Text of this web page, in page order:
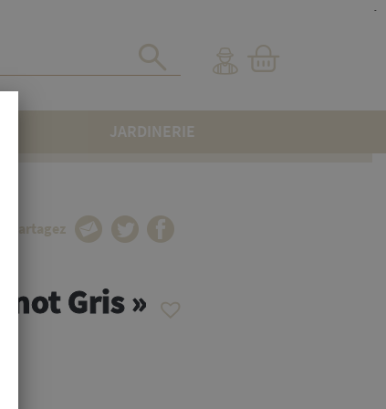
JARDINERIE
Partagez
Gris »
-